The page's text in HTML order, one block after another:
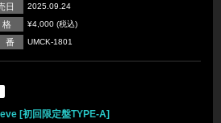
日 2025.09.24
格 ¥4,000 (税込)
番 UMCK-1801
[初回限定盤TYPE-A]